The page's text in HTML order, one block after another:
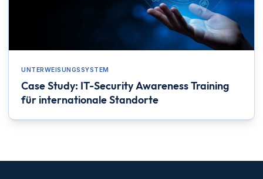
UNTERWEISUNGSSYSTEM
Case Study: IT-Security Awareness Training
für internationale Standorte